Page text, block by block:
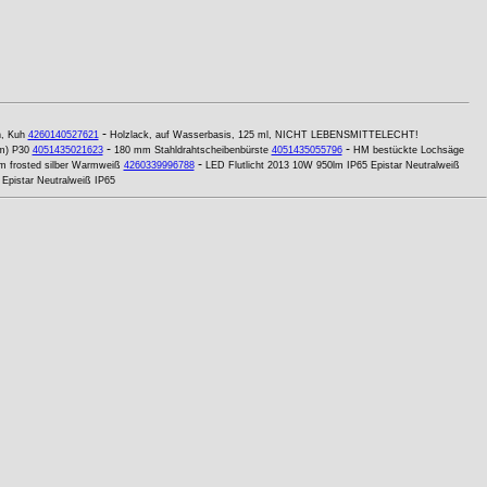
Kuh 4260140527621- Holzlack, auf Wasserbasis, 125 ml, NICHT LEBENSMITTELECHT!
P30 4051435021623- 180 mm Stahldrahtscheibenbürste 4051435055796- HM bestückte Lochsäge
frosted silber Warmweiß 4260339996788- LED Flutlicht 2013 10W 950lm IP65 Epistar Neutralweiß
Neutralweiß IP65